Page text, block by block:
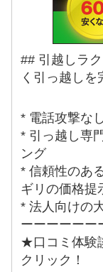
## 引越しラ
く引っ越しを
* 電話攻撃な
* 引っ越し専
ング
* 信頼性のあ
ギリの価格提
* 法人向けの
ーーーーーー
★口コミ体験
クリック！